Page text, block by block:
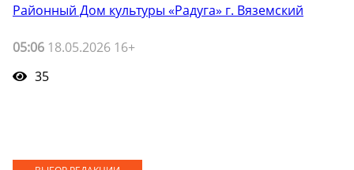
Районный Дом культуры «Радуга» г. Вяземский
05:06 18.05.2026 16+
35